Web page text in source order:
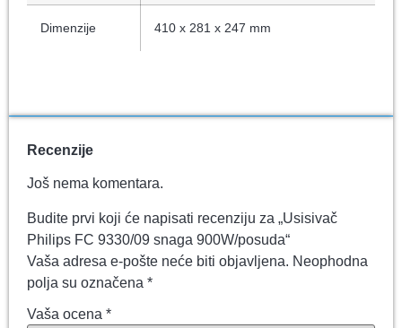
Dimenzije 410 x 281 x 247 mm
Recenzije
Još nema komentara.
Budite prvi koji će napisati recenziju za „Usisivač
Philips FC 9330/09 snaga 900W/posuda“
Vaša adresa e-pošte neće biti objavljena. Neophodna
polja su označena *
Vaša ocena *